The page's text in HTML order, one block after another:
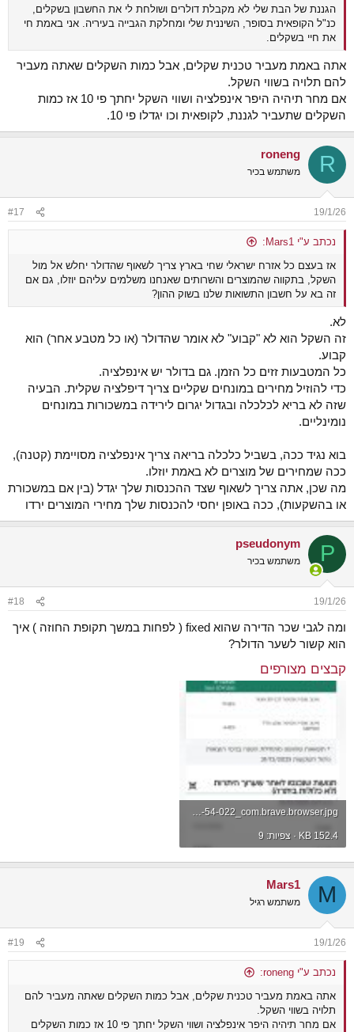
הגננת של הבת שלי לא מקבלת דולרים ושולחת לי את החשבון בשקלים,
כנ"ל הקופאית בסופר, השיננית שלי ומחלקת הגבייה בעיריה. אני באמת חי
את חיי בשקלים.
אתה באמת מעביר טכנית שקלים, אבל כמות השקלים שאתה מעביר
להם תלויה בשווי השקל.
אם מחר תיהיה היפר אינפלציה ושווי השקל יחתך פי 10 אז כמות
השקלים שתעביר לגננת, לקופאית וכו יגדלו פי 10.
R
roneng
משתמש בכיר
19/1/26
#17
נכתב ע"י Mars1:
אז בעצם כל אזרח ישראלי שחי בארץ צריך לשאוף שהדולר יחלש אל מול
השקל, בתקווה שהמוצרים והשרותים שאנחנו משלמים עליהם יוזלו, גם אם
זה בא על חשבון התשואות שלנו בשוק ההון?
לא.
זה השקל הוא לא "קבוע" לא אומר שהדולר (או כל מטבע אחר) הוא
קבוע.
כל המטבעות זזים כל הזמן. גם בדולר יש אינפלציה.
כדי להוזיל מחירים במונחים שקליים צריך דיפלציה שקלית. הבעיה
שזה לא בריא לכלכלה ובגדול יגרום לירידה במשכורות במונחים
נומינליים.
בוא נגיד ככה, בשביל כלכלה בריאה צריך אינפלציה מסויימת (קטנה),
ככה שמחירים של מוצרים לא באמת יוזלו.
מה שכן, אתה צריך לשאוף שצד ההכנסות שלך יגדל (בין אם במשכורת
או בהשקעות), ככה באופן יחסי להכנסות שלך מחירי המוצרים ירדו
P
pseudonym
משתמש בכיר
19/1/26
#18
ומה לגבי שכר הדירה שהוא fixed ( לפחות במשך תקופת החוזה ) איך
הוא קשור לשער הדולר?
קבצים מצורפים
Screenshot_2026-01-19-12-20-54-022_com.brave.browser.jpg
KB 152.4 · צפיות: 9
M
Mars1
משתמש רגיל
19/1/26
#19
נכתב ע"י roneng:
אתה באמת מעביר טכנית שקלים, אבל כמות השקלים שאתה מעביר להם
תלויה בשווי השקל.
אם מחר תיהיה היפר אינפלציה ושווי השקל יחתך פי 10 אז כמות השקלים